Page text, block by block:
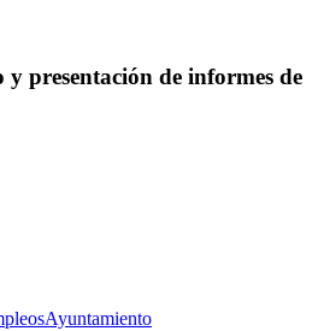
y presentación de informes de
Ayuntamiento